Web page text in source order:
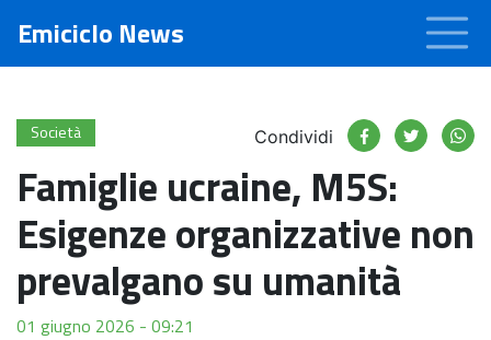
Emiciclo News
Società Condividi
Famiglie ucraine, M5S:
Esigenze organizzative non
prevalgano su umanità
01 giugno 2026 - 09:21